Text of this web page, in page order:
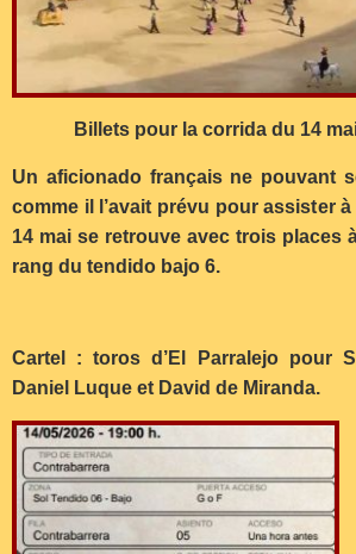
Billets pour la corrida du 14
Un aficionado français ne pouvant
comme il l’avait prévu pour assister
14 mai se retrouve avec trois places
rang du tendido bajo 6.
Cartel : toros d’El Parralejo pour
Daniel Luque et David de Miranda.